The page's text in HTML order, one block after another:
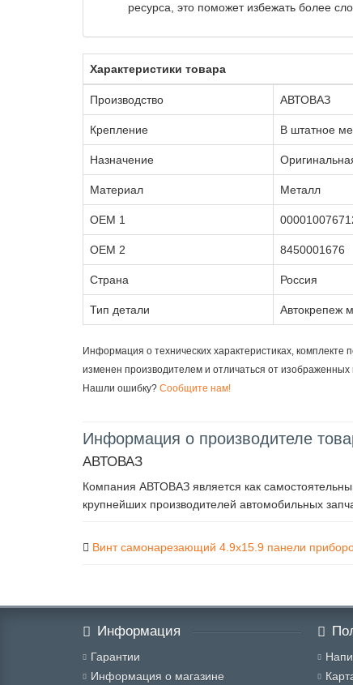
ресурса, это поможет избежать более
Характеристики товара
Производство АВТОВАЗ
Крепление В штатное
Назначение
Материал Металл
OEM 1
OEM 2 8450001676
Страна Россия
Тип детали Автокрепеж
Информация о технических характеристиках,
изменен производителем и отличаться от
Нашли ошибку? Сообщите нам!
Информация о производителе
АВТОВАЗ
Компания АВТОВАЗ является как
крупнейших производителей автомобильных
Винт самонарезающий 4.9х15.9 панели
Информация
Гарантии
Информация о магазине